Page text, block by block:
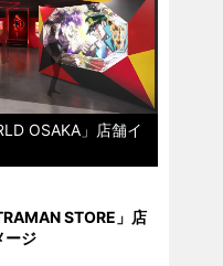
OSAKA」店舗イ
STORE」店
ージ